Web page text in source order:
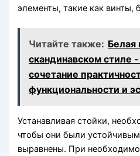
элементы, такие как винты,
Читайте также: Белая
скандинавском стиле
сочетание
функциональности и
Устанавливая стойки,
чтобы они были
выравнены. При